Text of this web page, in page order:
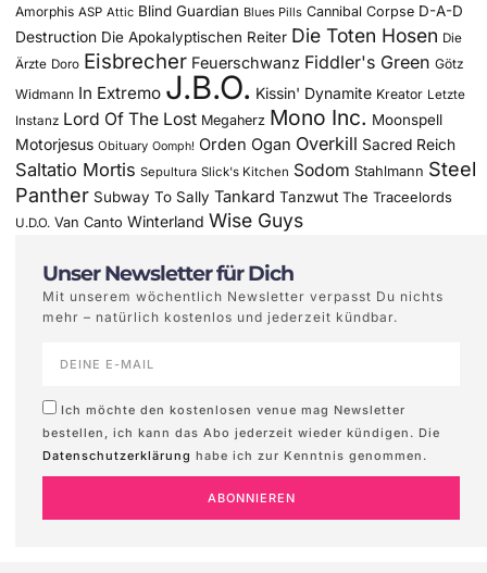
Amorphis ASP Attic Blind Guardian Blues Pills Cannibal Corpse D-A-D
Destruction Die Apokalyptischen Reiter Die Toten Hosen Die
Ärzte Doro Eisbrecher Feuerschwanz Fiddler's Green Götz
Widmann In Extremo J.B.O. Kissin' Dynamite Kreator Letzte
Instanz Lord Of The Lost Megaherz Mono Inc. Moonspell
Motorjesus Obituary Oomph! Orden Ogan Overkill Sacred Reich
Saltatio Mortis Sepultura Slick's Kitchen Sodom Stahlmann Steel
Panther Subway To Sally Tankard Tanzwut The Traceelords
U.D.O. Van Canto Winterland Wise Guys
Unser Newsletter für Dich
Mit unserem wöchentlich Newsletter verpasst Du nichts
mehr – natürlich kostenlos und jederzeit kündbar.
Ich möchte den kostenlosen venue mag Newsletter
bestellen, ich kann das Abo jederzeit wieder kündigen. Die
Datenschutzerklärung habe ich zur Kenntnis genommen.
ABONNIEREN